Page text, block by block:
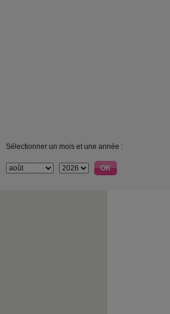
Sélectionner un mois et une année :